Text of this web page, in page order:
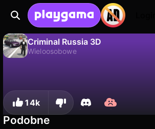
Criminal Russia 3D
Wieloosobowe
14k
Podobne